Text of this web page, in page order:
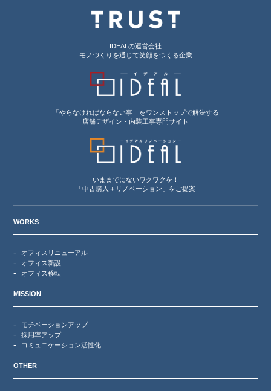
IDEALの運営会社
モノづくりを通じて笑顔をつくる企業
「やらなければならない事」をワンストップで解決する
店舗デザイン・内装工事専門サイト
いままでにないワクワクを！
「中古購入＋リノベーション」をご提案
WORKS
オフィスリニューアル
オフィス新設
オフィス移転
MISSION
モチベーションアップ
採用率アップ
コミュニケーション活性化
OTHER